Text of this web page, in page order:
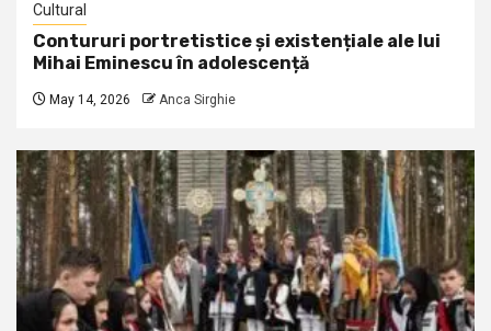
Cultural
Contururi portretistice și existențiale ale lui
Mihai Eminescu în adolescență
May 14, 2026 Anca Sirghie